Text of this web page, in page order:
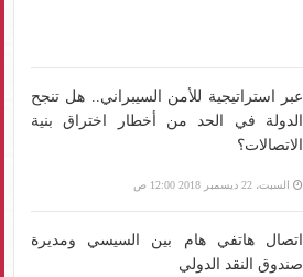
عبر استراتيجية للأمن السيبراني.. هل تنجح
الدولة في الحد من أخطار اختراق بنية
الاتصالات؟
السبت، 22 ديسمبر 2018 12:00 ص
اتصال هاتفي هام بين السيسي ومديرة
صندوق النقد الدولي